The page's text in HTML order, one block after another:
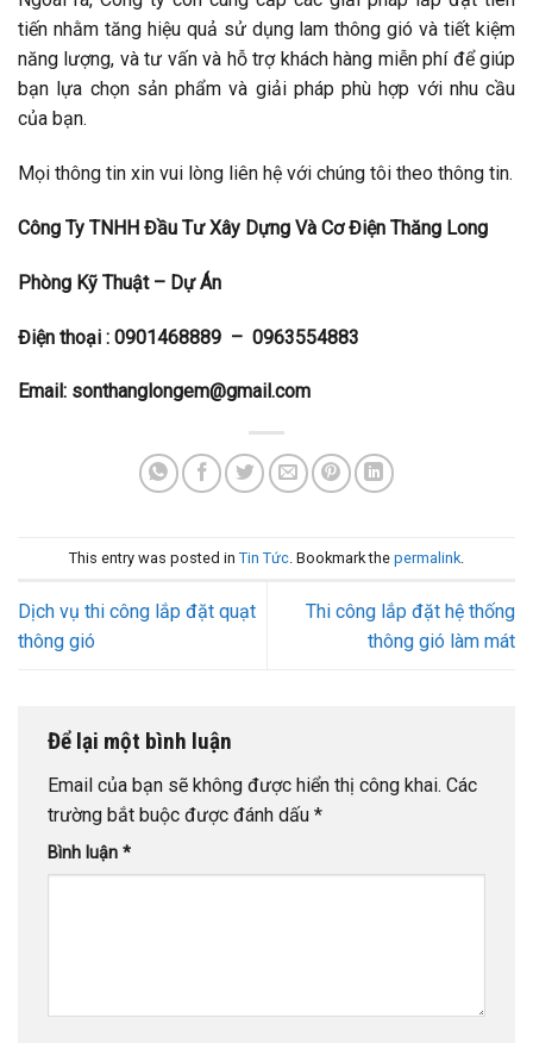
tiến nhằm tăng hiệu quả sử dụng lam thông gió và tiết kiệm
năng lượng, và tư vấn và hỗ trợ khách hàng miễn phí để giúp
bạn lựa chọn sản phẩm và giải pháp phù hợp với nhu cầu
của bạn.
Mọi thông tin xin vui lòng liên hệ với chúng tôi theo thông tin.
Công Ty TNHH Đầu Tư Xây Dựng Và Cơ Điện Thăng Long
Phòng Kỹ Thuật – Dự Án
Điện thoại : 0901468889 – 0963554883
Email: sonthanglongem@gmail.com
This entry was posted in Tin Tức . Bookmark the permalink
Dịch vụ thi công lắp đặt quạt
thông gió
Thi công lắp đặt hệ thống
thông gió làm mát
Để lại một bình luận
Email của bạn sẽ không được hiển thị công khai. Các
trường bắt buộc được đánh dấu *
Bình luận *